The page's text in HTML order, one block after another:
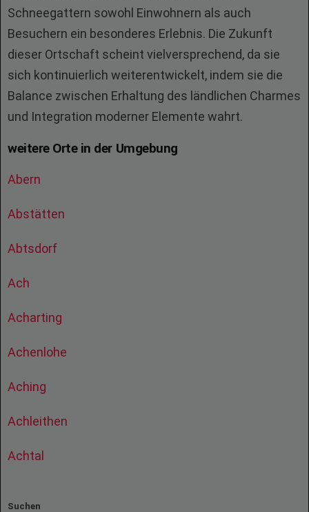
Schneegattern sowohl Einwohnern als auch
Besuchern ein besonderes Erlebnis. Die Zukunft
dieser Ortschaft scheint vielversprechend, da sie
sich kontinuierlich weiterentwickelt, indem sie die
Balance zwischen Erhaltung des ländlichen Charmes
und Integration moderner Elemente wahrt.
weitere Orte in der Umgebung
Abern
Abstätten
Abtsdorf
Ach
Acharting
Achenlohe
Aching
Achleithen
Achtal
Suchen